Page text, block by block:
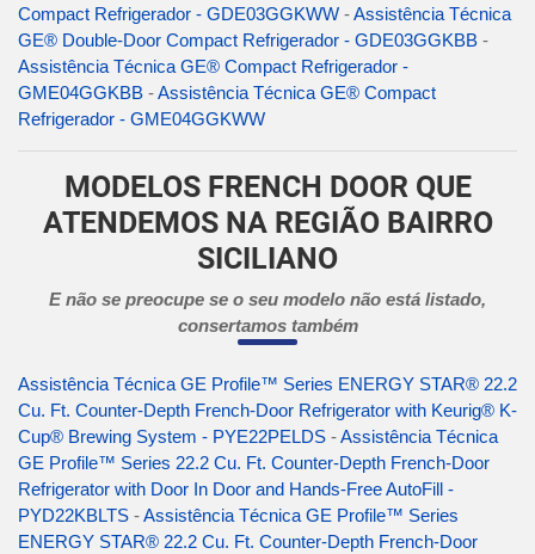
Compact Refrigerador - GDE03GGKWW -Assistência Técnica
GE® Double-Door Compact Refrigerador - GDE03GGKBB -
Assistência Técnica GE® Compact Refrigerador -
GME04GGKBB -Assistência Técnica GE® Compact
Refrigerador - GME04GGKWW
MODELOS FRENCH DOOR QUE
ATENDEMOS NA REGIÃO BAIRRO
SICILIANO
E não se preocupe se o seu modelo não está listado,
consertamos também
Assistência Técnica GE Profile™ Series ENERGY STAR® 22.2
Cu. Ft. Counter-Depth French-Door Refrigerator with Keurig® K-
Cup® Brewing System - PYE22PELDS -Assistência Técnica
GE Profile™ Series 22.2 Cu. Ft. Counter-Depth French-Door
Refrigerator with Door In Door and Hands-Free AutoFill -
PYD22KBLTS -Assistência Técnica GE Profile™ Series
ENERGY STAR® 22.2 Cu. Ft. Counter-Depth French-Door